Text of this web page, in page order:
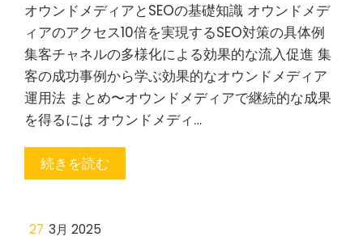
オウンドメディアとSEOの基礎知識 オウンドメデ
ィアのアクセス10倍を実現するSEO対策の具体例
集客チャネルの多様化による効果的な流入促進 集
客の成功事例から学ぶ効果的なオウンドメディア
運用法 まとめ〜オウンドメディアで継続的な成果
を得るには オウンドメディ…
続きを読む
27 3月 2025